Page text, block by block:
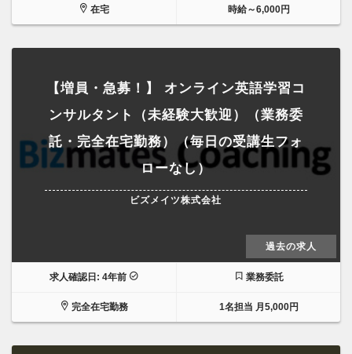
在宅 時給～6,000円
【増員・急募！】 オンライン英語学習コ
ンサルタント（未経験大歓迎）（業務委
託・完全在宅勤務）（毎日の受講生フォ
ローなし）
ビズメイツ株式会社
過去の求人
求人確認日: 4年前 業務委託
完全在宅勤務 1名担当 月5,000円